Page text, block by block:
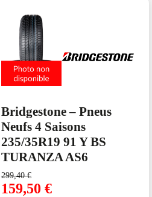
Bridgestone – Pneus
Neufs 4 Saisons
235/35R19 91 Y BS
TURANZA AS6
299,40€
159,50 €